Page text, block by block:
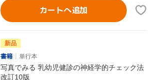
カートへ追加
新品
書籍
単行本
写真でみる 乳幼児健診の神経学的チェック法
改訂10版